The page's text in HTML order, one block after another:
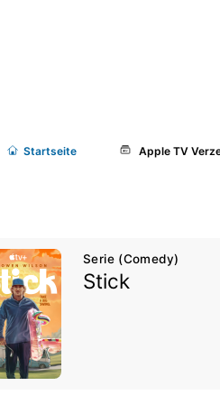
Startseite Apple TV
Serie (Comedy)
Stick
S02E06